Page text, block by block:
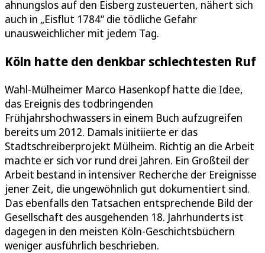
ahnungslos auf den Eisberg zusteuerten, nähert sich
auch in „Eisflut 1784“ die tödliche Gefahr
unausweichlicher mit jedem Tag.
Köln hatte den denkbar schlechtesten Ruf
Wahl-Mülheimer Marco Hasenkopf hatte die Idee,
das Ereignis des todbringenden
Frühjahrshochwassers in einem Buch aufzugreifen
bereits um 2012. Damals initiierte er das
Stadtschreiberprojekt Mülheim. Richtig an die Arbeit
machte er sich vor rund drei Jahren. Ein Großteil der
Arbeit bestand in intensiver Recherche der Ereignisse
jener Zeit, die ungewöhnlich gut dokumentiert sind.
Das ebenfalls den Tatsachen entsprechende Bild der
Gesellschaft des ausgehenden 18. Jahrhunderts ist
dagegen in den meisten Köln-Geschichtsbüchern
weniger ausführlich beschrieben.